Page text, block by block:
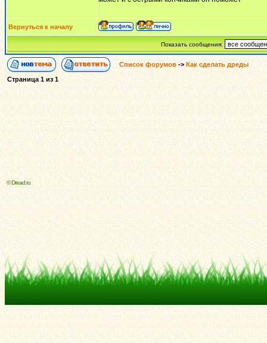
Вернуться к началу
Показать сообщения:
Список форумов -> Как сделать дреды
Страница 1из 1
© Dread.ru